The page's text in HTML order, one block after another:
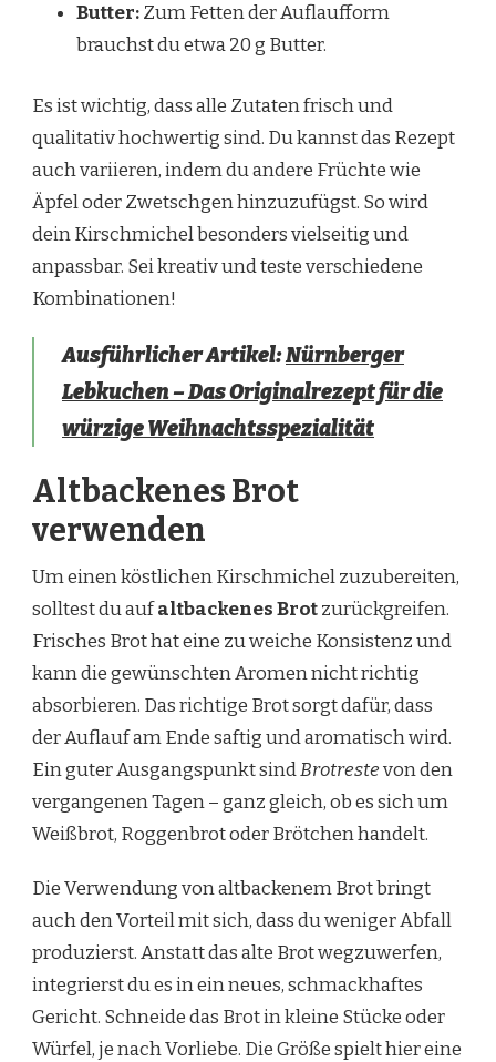
Butter:Zum Fetten der Auflaufform
brauchst du etwa 20 g Butter.
Es ist wichtig, dass alle Zutaten frisch und
qualitativ hochwertig sind. Du kannst das Rezept
auch variieren, indem du andere Früchte wie
Äpfel oder Zwetschgen hinzuzufügst. So wird
dein Kirschmichel besonders vielseitig und
anpassbar. Sei kreativ und teste verschiedene
Kombinationen!
Ausführlicher Artikel:Nürnberger
Lebkuchen – Das Originalrezept für die
würzige Weihnachtsspezialität
Altbackenes Brot
verwenden
Um einen köstlichen Kirschmichel zuzubereiten,
solltest du aufaltbackenes Brotzurückgreifen.
Frisches Brot hat eine zu weiche Konsistenz und
kann die gewünschten Aromen nicht richtig
absorbieren. Das richtige Brot sorgt dafür, dass
der Auflauf am Ende saftig und aromatisch wird.
Ein guter Ausgangspunkt sindBrotrestevon den
vergangenen Tagen – ganz gleich, ob es sich um
Weißbrot, Roggenbrot oder Brötchen handelt.
Die Verwendung von altbackenem Brot bringt
auch den Vorteil mit sich, dass du weniger Abfall
produzierst. Anstatt das alte Brot wegzuwerfen,
integrierst du es in ein neues, schmackhaftes
Gericht. Schneide das Brot in kleine Stücke oder
Würfel, je nach Vorliebe. Die Größe spielt hier eine